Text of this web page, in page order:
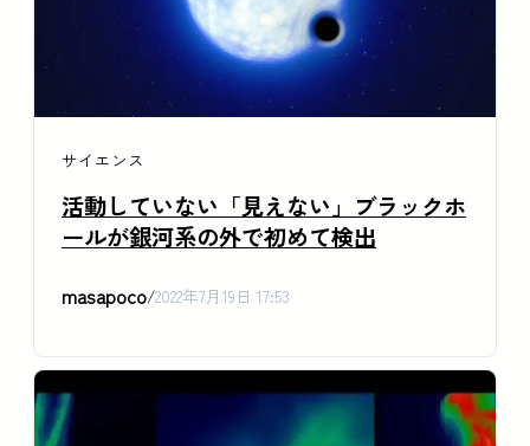
サイエンス
活動していない「見えない」ブラックホ
ールが銀河系の外で初めて検出
masapoco/2022年7月19日 17:53